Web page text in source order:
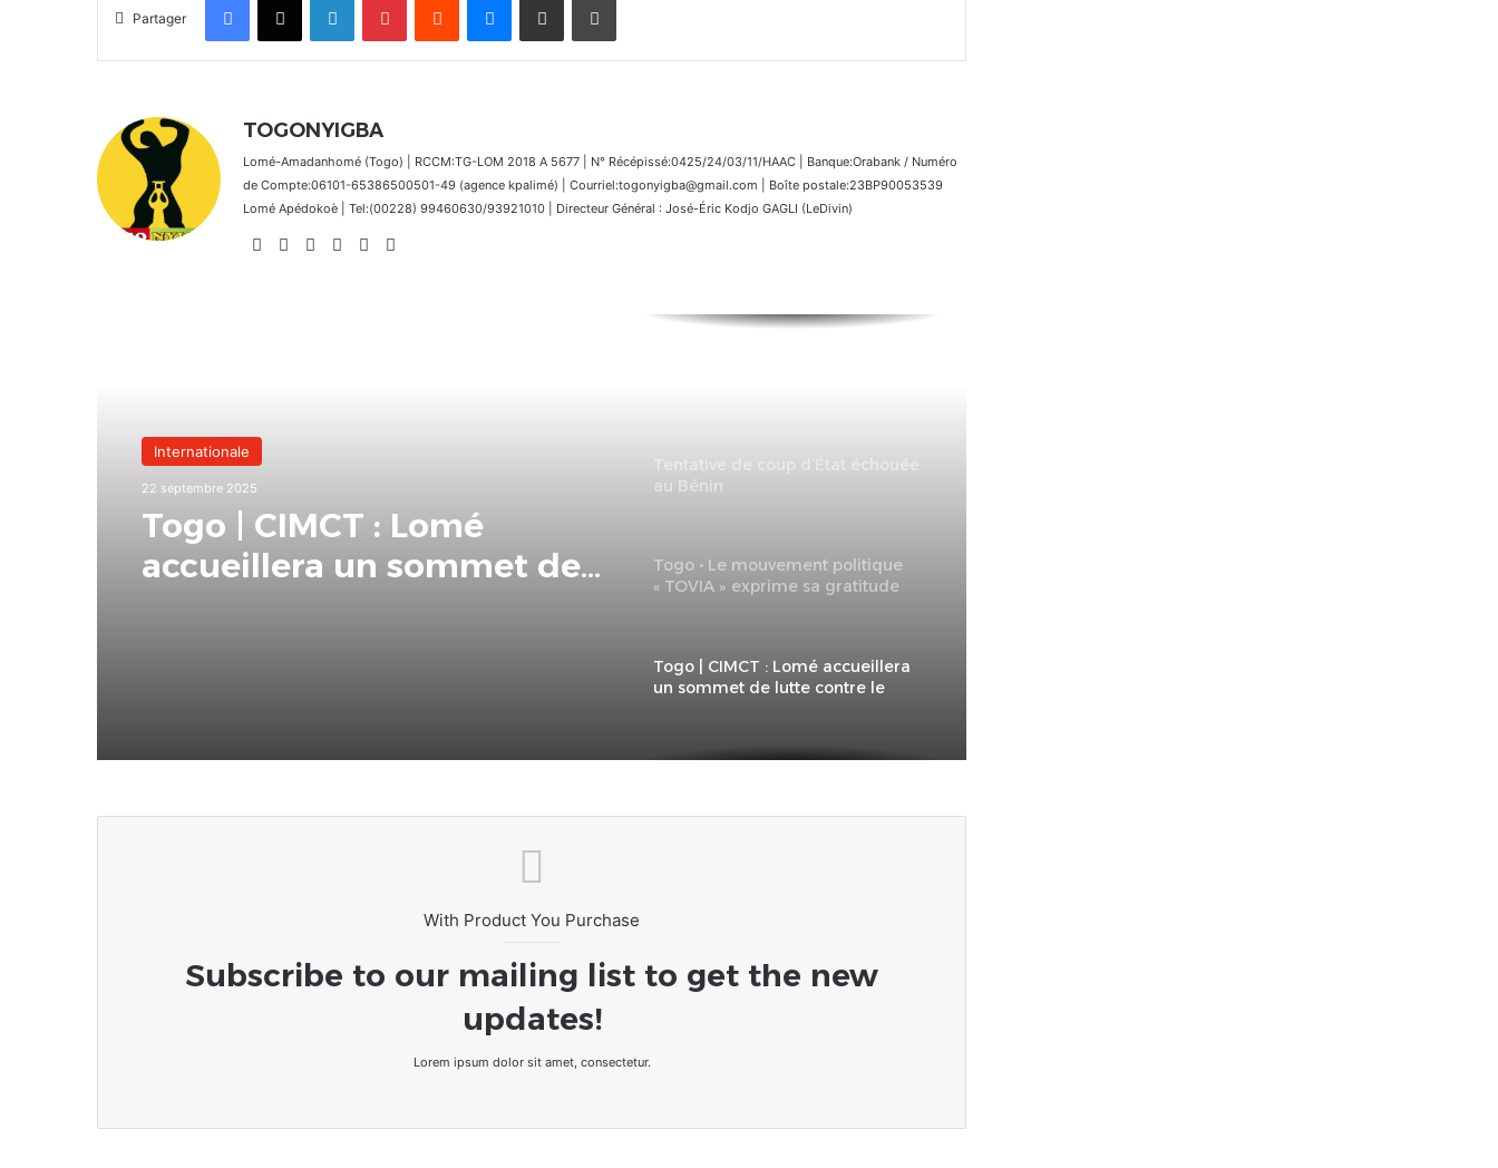
Partager
TOGONYIGBA
Lomé-Amadanhomé (Togo) | RCCM:TG-LOM 2018 A 5677 | N° Récépissé:0425/24/03/11/HAAC | Banque:Orabank / Numéro
de Compte:06101-65386500501-49 (agence kpalimé) | Courriel:togonyigba@gmail.com | Boîte postale:23BP90053539
Lomé Apédokoè | Tel:(00228) 99460630/93921010 | Directeur Général : José-Éric Kodjo GAGLI (LeDivin)
WebsiteFacebook
X LinkedinInstagram
Internationale
22 septembre 2025
Togo | CIMCT : Lomé
accueillera un sommet de
Tentative de coup d’État échouée
au Bénin
Togo • Le mouvement politique
« TOVIA » exprime sa gratitude
Togo | CIMCT : Lomé accueillera
un sommet de lutte contre le
With Product You Purchase
Subscribe to our mailing list to get the new
updates!
Lorem ipsum dolor sit amet, consectetur.